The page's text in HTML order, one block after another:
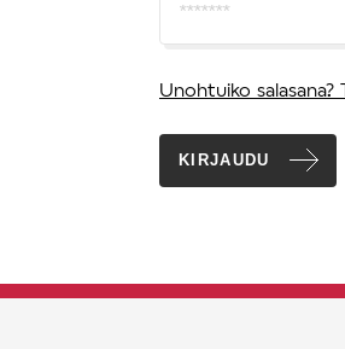
Unohtuiko salasana?
KIRJAUDU